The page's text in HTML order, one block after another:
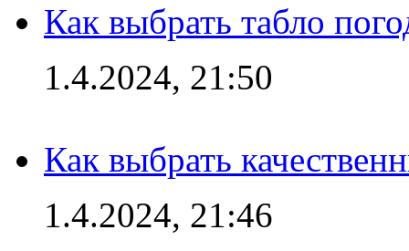
Как выбрать табло
1.4.2024, 21:50
Как выбрать
1.4.2024, 21:46